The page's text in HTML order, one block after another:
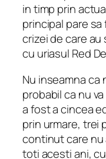
in timp prin
principal pare
crizei de care
cu uriasul Red
Nu inseamna ca
probabil ca nu
a fost a cincea
prin urmare, trei
continut care
toti acesti ani,